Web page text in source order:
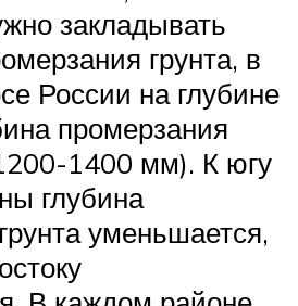
закладывать
грунта, в
России на глубине
промерзания
1400 мм). К югу
глубина
уменьшается,